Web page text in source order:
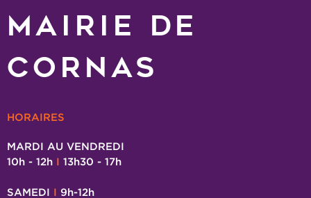
MAIRIE DE
CORNAS
HORAIRES
MARDI AU VENDREDI
10h - 12h I 13h30 - 17h
SAMEDI I 9h-12h